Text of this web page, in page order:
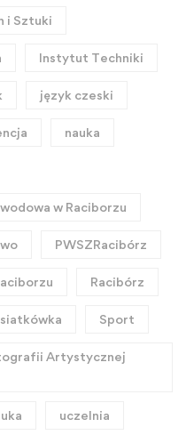
i Sztuki
Instytut Techniki
język czeski
nauka
w Raciborzu
PWSZRacibórz
Racibórz
siatkówka Sport
Artystycznej
uczelnia